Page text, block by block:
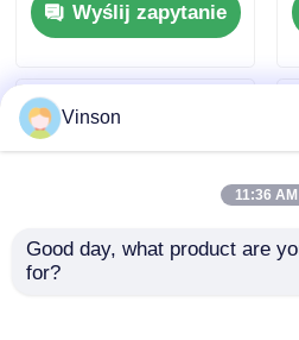
miernikiem ciśnienia
C -C -C
Wyślij zapytanie
Vinson
11:36 AM
Good day, what product are
for?